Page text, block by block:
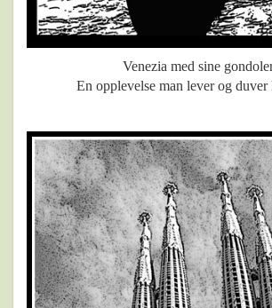
Venezia med sine
En opplevelse man lever og duver